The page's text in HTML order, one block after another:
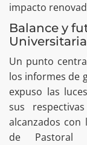
impacto
Balance y
Un punto
los informes de
expuso las
sus
alcanzados con
de Pastoral